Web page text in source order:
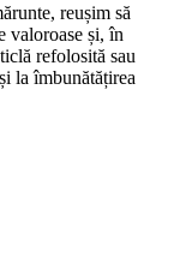
reușim să
valoroase și, în
refolosită sau
la îmbunătățirea